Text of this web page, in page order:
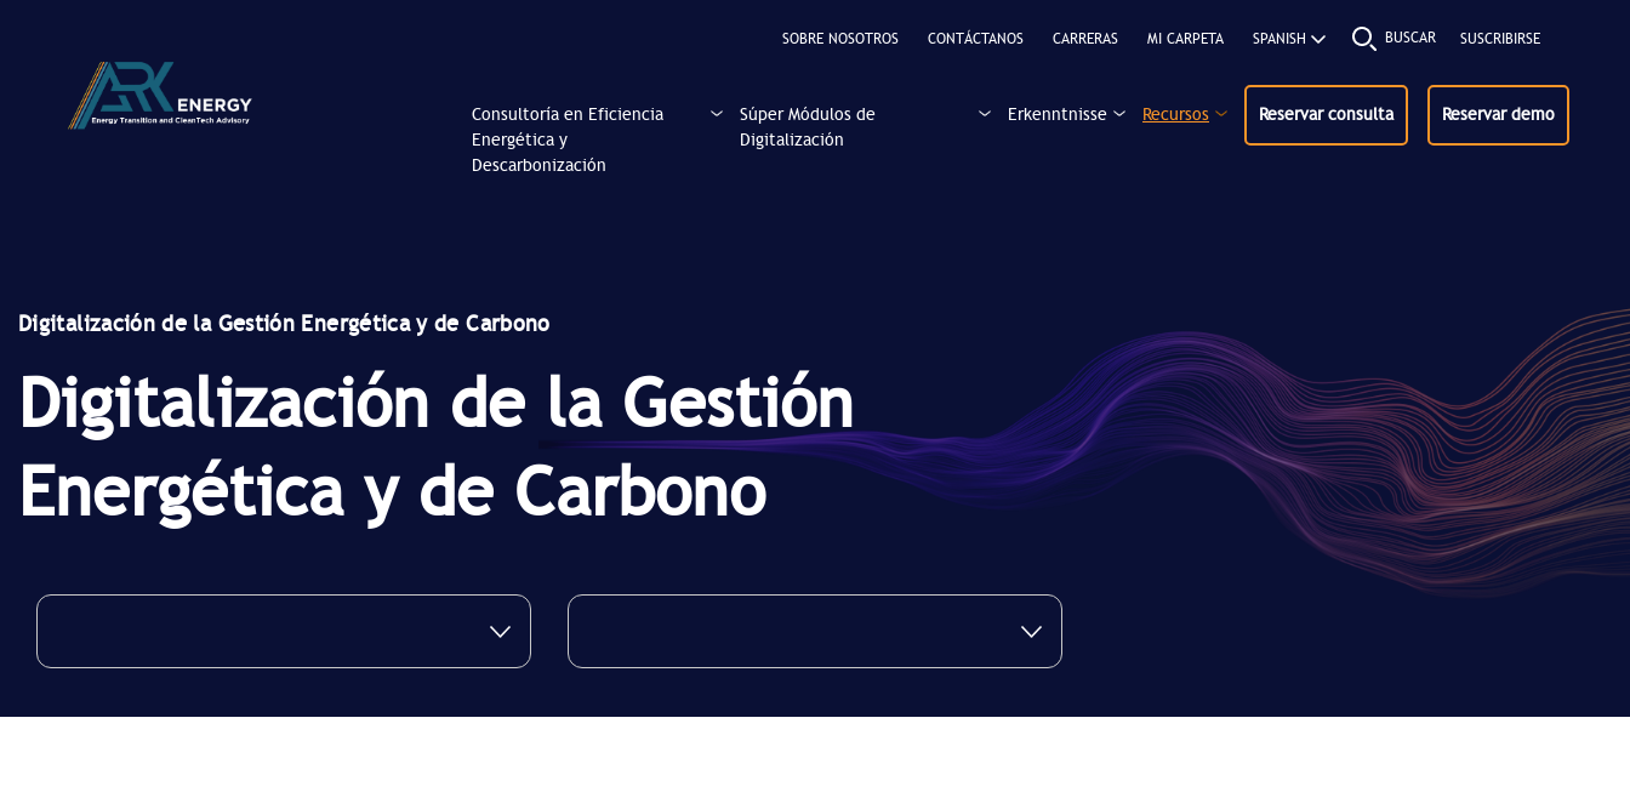
SOBRE NOSOTROS CONTÁCTANOS CARRERAS MI CARPETA BUSCAR SUSCRIBIRSE
Consultoría en Eficiencia
Energética y
Descarbonización
Súper Módulos de
Digitalización
Erkenntnisse Recursos Reservar consulta Reservar demo
Digitalización de la Gestión Energética y de Carbono
Digitalización de la Gestión
Energética y de Carbono